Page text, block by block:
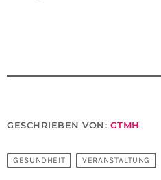
GESCHRIEBEN VON: GTMH
GESUNDHEIT VERANSTALTUNG